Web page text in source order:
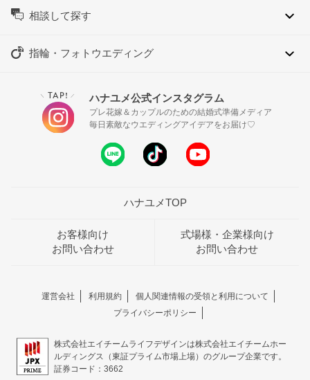
相談して探す
指輪・フォトウエディング
＼ TAP! ／ ハナユメ公式インスタグラム
プレ花嫁＆カップルのための結婚式準備メディア
毎日素敵なウエディングアイデアをお届け♡
ハナユメTOP
お客様向け
お問い合わせ
式場様・企業様向け
お問い合わせ
運営会社 利用規約
個人関連情報の受領と利用について
プライバシーポリシー
株式会社エイチームライフデザインは株式会社エイチームホー
ルディングス（東証プライム市場上場）のグループ企業です。
証券コード：3662